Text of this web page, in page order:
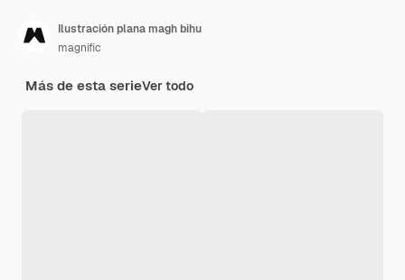
Ilustración plana magh bihu
magnific
Más de esta serieVer todo